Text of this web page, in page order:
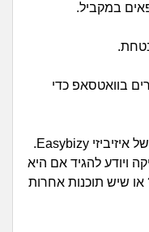
זוגיות
היריון ולידה
הורות ומשפחה
מתבגרים
מהבקו"ם... ועד מתי?!
שאלות
|
במקביל.
בוואטסאפ כדי
קיבלתי המלצה לבדוק את המערכת של איזיביזי Easybizy.
ויודע להגיד אם היא
או שיש תוכנות אחרות